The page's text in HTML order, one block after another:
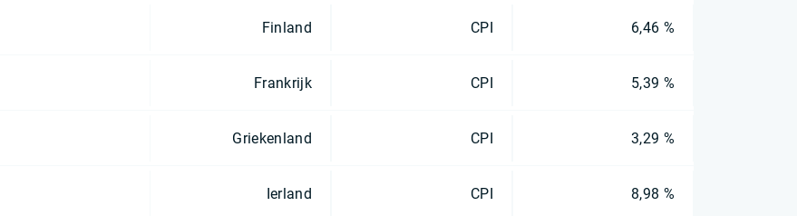
Finland CPI 6,46 %
Frankrijk CPI 5,39 %
Griekenland CPI 3,29 %
Ierland CPI 8,98 %